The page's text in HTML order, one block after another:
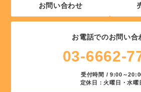
お電話でのお問い合
03-6662-
受付時間 / 9:00～
定休日：火曜日・水曜
お問い合わせ